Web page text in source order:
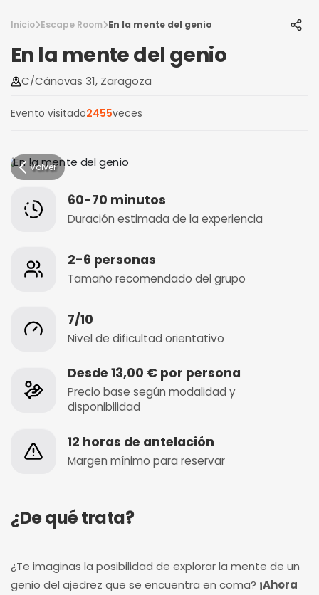
Inicio Escape Room En la mente del genio
En la mente del genio
C/Cánovas 31, Zaragoza
Evento visitado2455veces
Volver
60-70 minutos
Duración estimada de la experiencia
2-6 personas
Tamaño recomendado del grupo
7/10
Nivel de dificultad orientativo
Desde 13,00 € por persona
Precio base según modalidad y
disponibilidad
12 horas de antelación
Margen mínimo para reservar
¿De qué trata?
¿Te imaginas la posibilidad de explorar la mente de un
genio del ajedrez que se encuentra en coma? ¡Ahora